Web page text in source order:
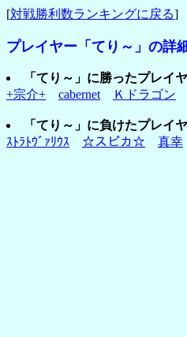
[対戦勝利数ランキングに戻る]
プレイヤー「てり～」の詳
「てり～」に勝ったプレイ
+宗介+
cabernet Ｋドラゴン
「てり～」に負けたプレイ
ｽﾄﾗﾄｳﾞｧﾘｳｽ
☆スピカ☆ 真幸